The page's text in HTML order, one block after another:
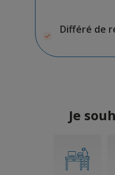
Différé de
Je